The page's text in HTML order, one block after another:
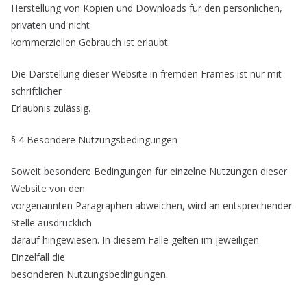
Herstellung von Kopien und Downloads für den persönlichen,
privaten und nicht
kommerziellen Gebrauch ist erlaubt.
Die Darstellung dieser Website in fremden Frames ist nur mit
schriftlicher
Erlaubnis zulässig.
§ 4 Besondere Nutzungsbedingungen
Soweit besondere Bedingungen für einzelne Nutzungen dieser
Website von den
vorgenannten Paragraphen abweichen, wird an entsprechender
Stelle ausdrücklich
darauf hingewiesen. In diesem Falle gelten im jeweiligen
Einzelfall die
besonderen Nutzungsbedingungen.